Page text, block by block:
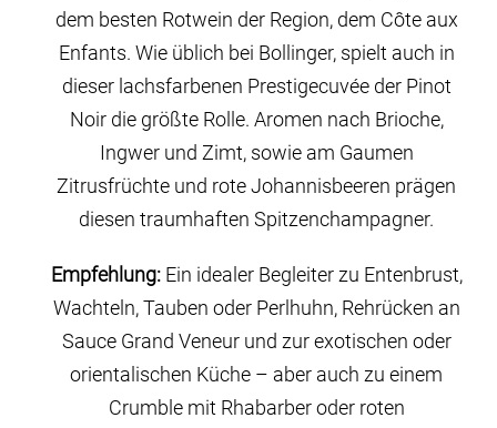
dem besten Rotwein der Region, dem Côte aux
Enfants. Wie üblich bei Bollinger, spielt auch in
dieser lachsfarbenen Prestigecuvée der Pinot
Noir die größte Rolle. Aromen nach Brioche,
Ingwer und Zimt, sowie am Gaumen
Zitrusfrüchte und rote Johannisbeeren prägen
diesen traumhaften Spitzenchampagner.
Empfehlung:Ein idealer Begleiter zu Entenbrust,
Wachteln, Tauben oder Perlhuhn, Rehrücken an
Sauce Grand Veneur und zur exotischen oder
orientalischen Küche – aber auch zu einem
Crumble mit Rhabarber oder roten